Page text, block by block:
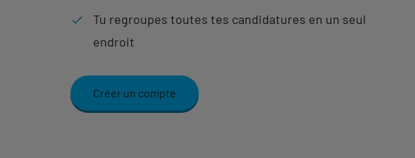
Tu regroupes toutes tes candidatures en un seul
endroit
Créer un compte